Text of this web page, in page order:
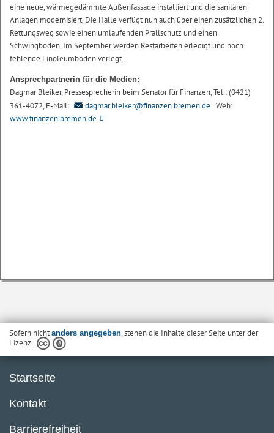
eine neue, wärmegedämmte Außenfassade installiert und die sanitären
Anlagen modernisiert. Die Halle verfügt nun auch über einen zusätzlichen 2.
Rettungsweg sowie einen umlaufenden Prallschutz und einen
Schwingboden. Im September werden Restarbeiten erledigt und noch
fehlende Linoleumböden verlegt.
Ansprechpartnerin für die Medien:
Dagmar Bleiker, Pressesprecherin beim Senator für Finanzen, Tel.: (0421)
361-4072, E-Mail:
dagmar.bleiker@finanzen.bremen.de | Web:
www.finanzen.bremen.de
Sofern nichtanders angegeben, stehen die Inhalte dieser Seite unter der
Lizenz
Startseite
Kontakt
Barrierefreiheit